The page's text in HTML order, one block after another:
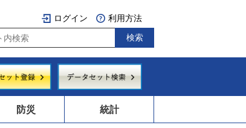
ログイン 利用方法
防災 統計